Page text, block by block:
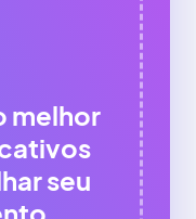
melhor
seu